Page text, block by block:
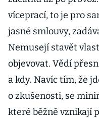
víceprací, to je pro
jasné smlouvy,
Nemusejí stavět
objevovat. Vědí
a kdy. Navíc tím, že
o zkušenosti, se
které běžně vznikají